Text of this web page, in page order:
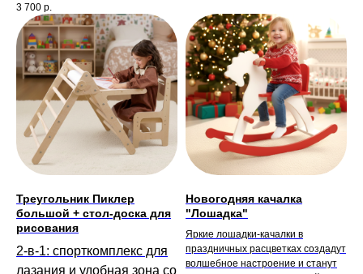
3 700 р.
Треугольник Пиклер
большой + стол-доска для
рисования
2-в-1: спорткомплекс для
лазания и удобная зона со
Новогодняя качалка
"Лошадка"
Яркие лошадки-качалки в
праздничных расцветках создадут
волшебное настроение и станут